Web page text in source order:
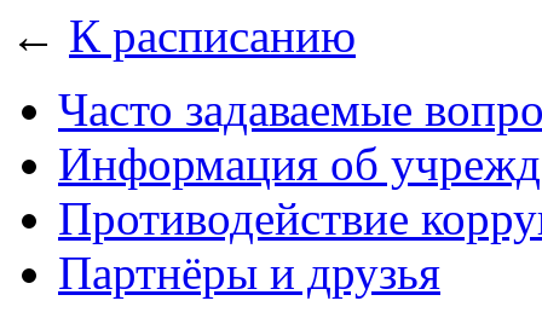
← К расписанию
Часто задаваемые
Информация об
Противодействие
Партнёры и друзья